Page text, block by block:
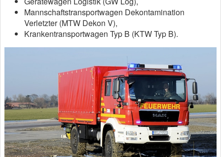
Mannschaftstransportwagen Dekontamination
Verletzter (MTW Dekon V),
Krankentransportwagen Typ B (KTW Typ B).